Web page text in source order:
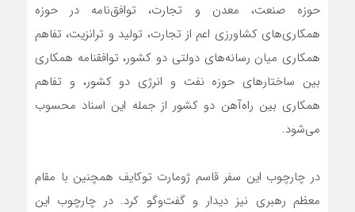
حوزه صنعت، معدن و تجارت، توافق‌نامه در حوزه
همکاری‌های کشاورزی اعم از تجارت، تولید و ترانزیت، تفاهم
همکاری میان رسانه‌های دولتی دو کشور، توافقنامه همکاری
بین ساختارهای حوزه نفت و انرژی دو کشور، و تفاهم
همکاری بین راه‌آهن دو کشور از جمله این اسناد محسوب
می‌شود.
در چارچوب این سفر قاسم ژومارت توکایف همچنین با مقام
معظم رهبری نیز دیدار و گفت‌و‌گو کرد. در چارچوب این